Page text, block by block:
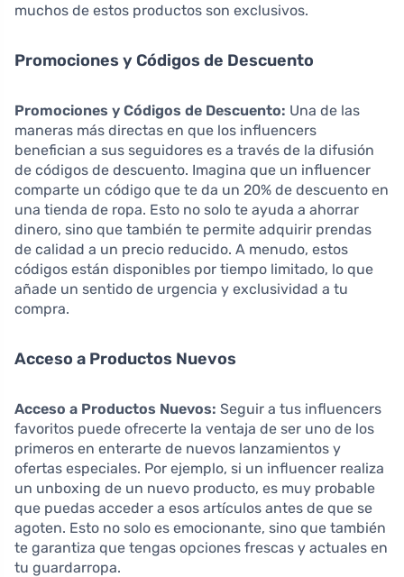
muchos de estos productos son exclusivos.
Promociones y Códigos de Descuento
Promociones y Códigos de Descuento: Una de las
maneras más directas en que los influencers
benefician a sus seguidores es a través de la difusión
de códigos de descuento. Imagina que un influencer
comparte un código que te da un 20% de descuento en
una tienda de ropa. Esto no solo te ayuda a ahorrar
dinero, sino que también te permite adquirir prendas
de calidad a un precio reducido. A menudo, estos
códigos están disponibles por tiempo limitado, lo que
añade un sentido de urgencia y exclusividad a tu
compra.
Acceso a Productos Nuevos
Acceso a Productos Nuevos: Seguir a tus influencers
favoritos puede ofrecerte la ventaja de ser uno de los
primeros en enterarte de nuevos lanzamientos y
ofertas especiales. Por ejemplo, si un influencer realiza
un unboxing de un nuevo producto, es muy probable
que puedas acceder a esos artículos antes de que se
agoten. Esto no solo es emocionante, sino que también
te garantiza que tengas opciones frescas y actuales en
tu guardarropa.